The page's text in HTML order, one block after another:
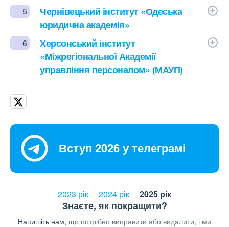
5
Чернівецький інститут «Одеська
юридична академія»
6
Херсонський інститут
«Міжрегіональної Академії
управління персоналом» (МАУП)
Вступ 2026 у телеграмі
2023 рік 2024 рік 2025 рік
Знаєте, як покращити?
Напишіть нам, що потрібно виправити або видалити, і ми